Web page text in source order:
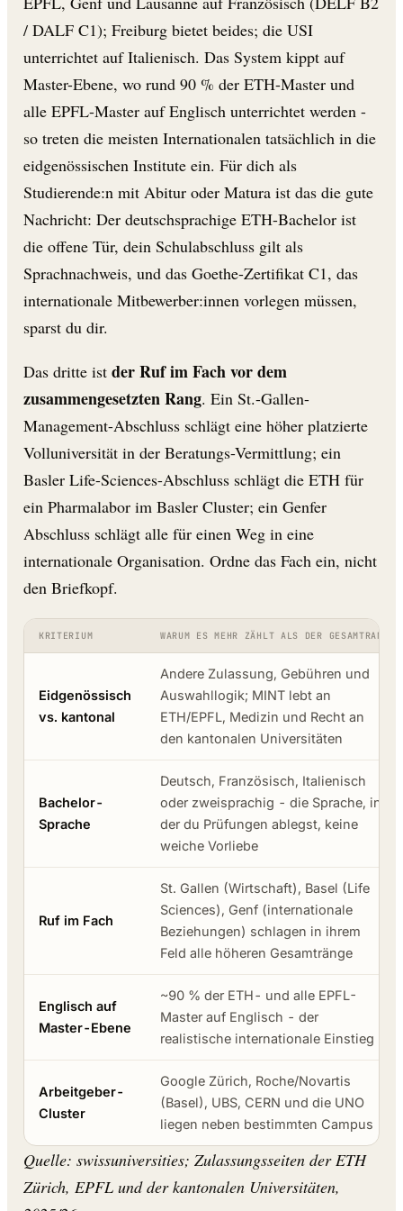
/ DALF C1); Freiburg bietet beides; die USI
unterrichtet auf Italienisch. Das System kippt auf
Master-Ebene, wo rund 90 % der ETH-Master und
alle EPFL-Master auf Englisch unterrichtet werden -
so treten die meisten Internationalen tatsächlich in die
eidgenössischen Institute ein. Für dich als
Studierende:n mit Abitur oder Matura ist das die gute
Nachricht: Der deutschsprachige ETH-Bachelor ist
die offene Tür, dein Schulabschluss gilt als
Sprachnachweis, und das Goethe-Zertifikat C1, das
internationale Mitbewerber:innen vorlegen müssen,
sparst du dir.
Das dritte ist der Ruf im Fach vor dem
zusammengesetzten Rang. Ein St.-Gallen-
Management-Abschluss schlägt eine höher platzierte
Volluniversität in der Beratungs-Vermittlung; ein
Basler Life-Sciences-Abschluss schlägt die ETH für
ein Pharmalabor im Basler Cluster; ein Genfer
Abschluss schlägt alle für einen Weg in eine
internationale Organisation. Ordne das Fach ein, nicht
den Briefkopf.
KRITERIUM WARUM ES MEHR ZÄHLT ALS DER GESAMTRANG
Eidgenössisch
vs. kantonal
Andere Zulassung, Gebühren und
Auswahllogik; MINT lebt an
ETH/EPFL, Medizin und Recht an
den kantonalen Universitäten
Bachelor-
Sprache
Deutsch, Französisch, Italienisch
oder zweisprachig - die Sprache, in
der du Prüfungen ablegst, keine
weiche Vorliebe
Ruf im Fach
St. Gallen (Wirtschaft), Basel (Life
Sciences), Genf (internationale
Beziehungen) schlagen in ihrem
Feld alle höheren Gesamtränge
Englisch auf
Master-Ebene
~90 % der ETH- und alle EPFL-
Master auf Englisch - der
realistische internationale Einstieg
Arbeitgeber-
Cluster
Google Zürich, Roche/Novartis
(Basel), UBS, CERN und die UNO
liegen neben bestimmten Campus
Quelle: swissuniversities; Zulassungsseiten der ETH
Zürich, EPFL und der kantonalen Universitäten,